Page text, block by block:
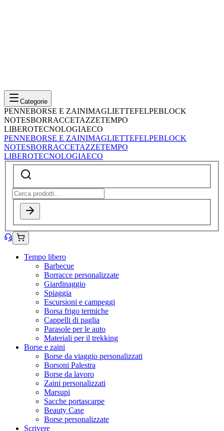
Categorie
PENNEBORSE E ZAINIMAGLIETTEFELPEBLOCK
NOTESBORRACCETAZZETEMPO
LIBEROTECNOLOGIAECO
PENNEBORSE E ZAINIMAGLIETTEFELPEBLOCK
NOTESBORRACCETAZZETEMPO
LIBEROTECNOLOGIAECO
Tempo libero
Barbecue
Borracce personalizzate
Giardinaggio
Spiaggia
Escursioni e campeggi
Borsa frigo termiche
Cappelli di paglia
Parasole per le auto
Materiali per il trekking
Borse e zaini
Borse da viaggio personalizzati
Borsoni Palestra
Borse da lavoro
Zaini personalizzati
Marsupi
Sacche portascarpe
Beauty Case
Borse personalizzate
Scrivere